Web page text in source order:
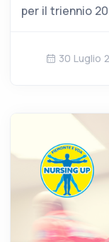
per il triennio
30 Luglio